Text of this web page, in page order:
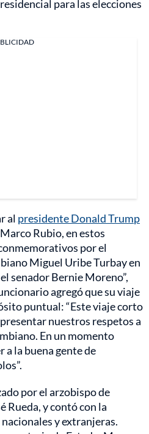
para las elecciones
al presidente Donald Trump
Rubio, en estos
por el
Miguel Uribe Turbay en
senador Bernie Moreno”,
agregó que su viaje
puntual: “Este viaje corto
nuestros respetos a
En un momento
a la buena gente de
por el arzobispo de
Rueda, y contó con la
y extranjeras.